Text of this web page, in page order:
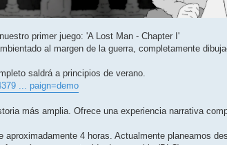
primer juego: 'A Lost Man - Chapter I'
al margen de la guerra, completamente
saldrá a principios de verano.
... paign=demo
más amplia. Ofrece una experiencia narrativa
4 horas. Actualmente planeamos